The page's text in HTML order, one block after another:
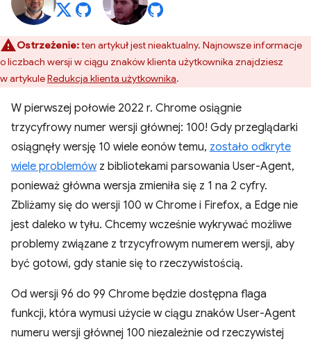
Ostrzeżenie:ten artykuł jest nieaktualny. Najnowsze informacje
o liczbach wersji w ciągu znaków klienta użytkownika znajdziesz
w artykuleRedukcja klienta użytkownika.
W pierwszej połowie 2022 r. Chrome osiągnie
trzycyfrowy numer wersji głównej: 100! Gdy przeglądarki
osiągnęły wersję 10 wiele eonów temu, zostało odkryte
wiele problemówz bibliotekami parsowania User-Agent,
ponieważ główna wersja zmieniła się z 1 na 2 cyfry.
Zbliżamy się do wersji 100 w Chrome i Firefox, a Edge nie
jest daleko w tyłu. Chcemy wcześnie wykrywać możliwe
problemy związane z trzycyfrowym numerem wersji, aby
być gotowi, gdy stanie się to rzeczywistością.
Od wersji 96 do 99 Chrome będzie dostępna flaga
funkcji, która wymusi użycie w ciągu znaków User-Agent
numeru wersji głównej 100 niezależnie od rzeczywistej